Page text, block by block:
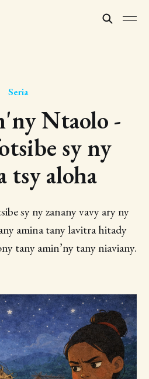
Seria
Ntaolo -
sy ny
tsy aloha
sy ny zanany vavy ary ny
amina tany lavitra hitady
tany amin’ny tany niaviany.